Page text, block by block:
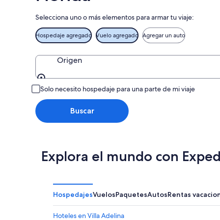
16
Selecciona uno o más elementos para armar tu viaje:
Hospedaje agregado Vuelo agregado Agregar un auto
Origen
Origen
Solo necesito hospedaje para una parte de mi viaje
Buscar
Explora el mundo con
HospedajesVuelosPaquetesAutosRentas
Hoteles en Villa Adelina